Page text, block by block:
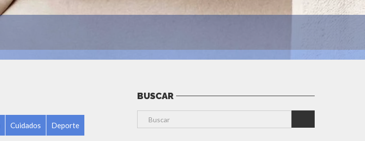
Cuidados Deporte
BUSCAR